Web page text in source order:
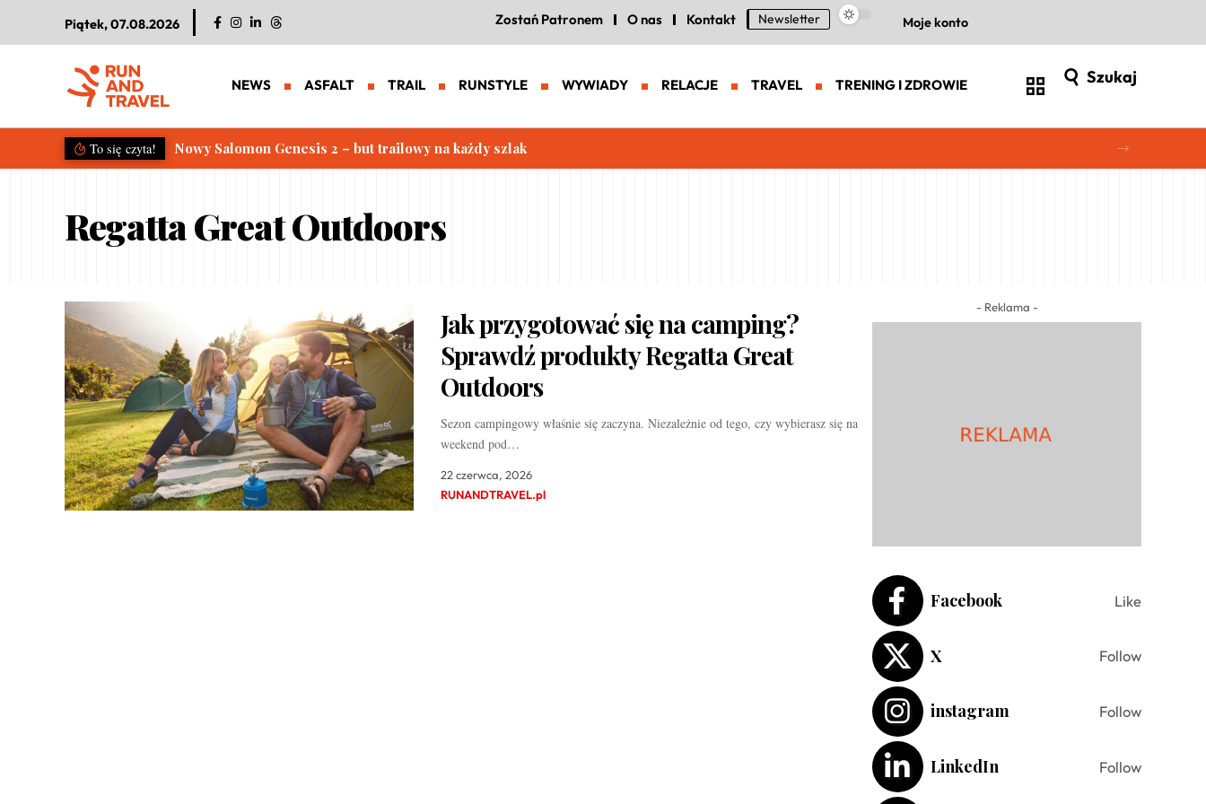
Piątek, 07.08.2026 Zostań Patronem O nas Kontakt Newsletter Moje konto
NEWS ASFALT TRAIL RUNSTYLE WYWIADY RELACJE TRAVEL TRENING I ZDROWIE Szukaj
To się czyta! Nowy Salomon Genesis 2 – but trailowy na każdy szlak
Regatta Great Outdoors
Jak przygotować się na camping?
Sprawdź produkty Regatta Great
Outdoors
Sezon campingowy właśnie się zaczyna. Niezależnie od tego, czy wybierasz się na
weekend pod…
22 czerwca, 2026
RUNANDTRAVEL.pl
- Reklama -
Facebook Like
X Follow
instagram Follow
LinkedIn Follow